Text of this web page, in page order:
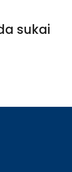
sukai